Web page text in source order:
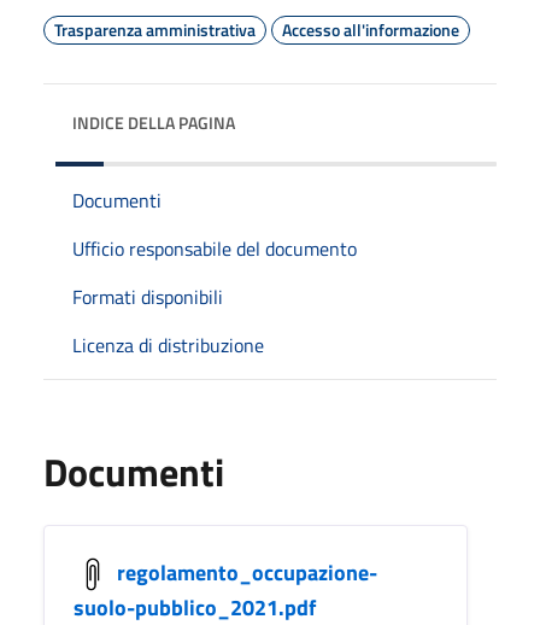
Trasparenza amministrativa
Accesso all'informazione
INDICE DELLA PAGINA
Documenti
Ufficio responsabile del documento
Formati disponibili
Licenza di distribuzione
Documenti
regolamento_occupazione-
suolo-pubblico_2021.pdf